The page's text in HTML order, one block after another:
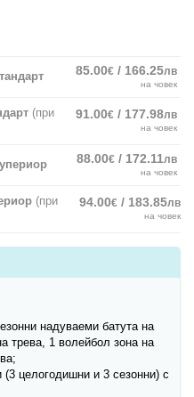
85.00€ / 166.25лв
на човек
(при
91.00€ / 177.98лв
на човек
88.00€ / 172.11лв
на човек
(при
94.00€ / 183.85лв
на човек
надуваеми батута на
трева, 1 волейбол зона на
целогодишни и 3 сезонни) с